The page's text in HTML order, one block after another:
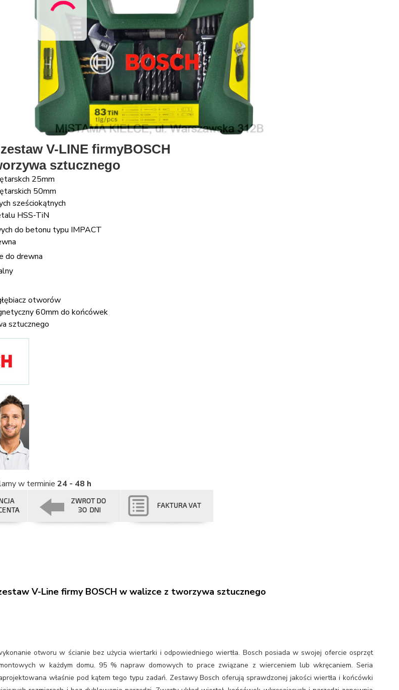
V-LINE firmyBOSCH
sztucznego
25mm
50mm
sześciokątnych
HSS-TiN
do betonu typu IMPACT
do drewna
otworów
60mm do końcówek
sztucznego
w terminie 24 - 48 h
V-Line firmy BOSCH w walizce z tworzywa sztucznego
otworu w ścianie bez użycia wiertarki i odpowiedniego wiertła. Bosch posiada w swojej ofercie osprzęt
w każdym domu. 95 % napraw domowych to prace związane z wierceniem lub wkręcaniem. Seria
właśnie pod kątem tego typu zadań. Zestawy Bosch oferują sprawdzonej jakości wiertła i końcówki